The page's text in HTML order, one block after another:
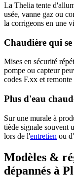
La Thelia tente
usée, vanne gaz ou
la corrigeons en une
Chaudière qui
Mises en sécurité
pompe ou capteur
codes F.xx et
Plus d'eau
Sur une murale à
tiède signale souvent
lors de l'entretien ou
Modèles &
dépannés à